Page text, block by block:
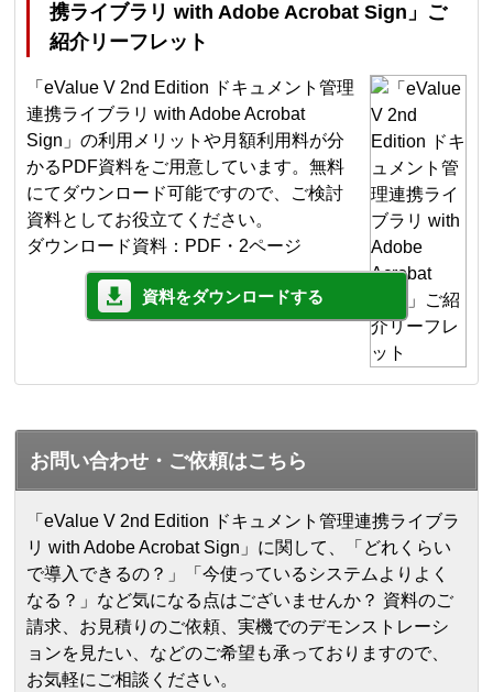
携ライブラリ with Adobe Acrobat Sign」ご
紹介リーフレット
「eValue V 2nd Edition ドキュメント管理
連携ライブラリ with Adobe Acrobat
Sign」の利用メリットや月額利用料が分
かるPDF資料をご用意しています。無料
にてダウンロード可能ですので、ご検討
資料としてお役立てください。
ダウンロード資料：PDF・2ページ
資料をダウンロードする
お問い合わせ・ご依頼はこちら
「eValue V 2nd Edition ドキュメント管理連携ライブラ
リ with Adobe Acrobat Sign」に関して、「どれくらい
で導入できるの？」「今使っているシステムよりよく
なる？」など気になる点はございませんか？ 資料のご
請求、お見積りのご依頼、実機でのデモンストレーシ
ョンを見たい、などのご希望も承っておりますので、
お気軽にご相談ください。